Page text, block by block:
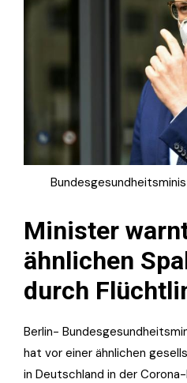
Minister
ähnlichen
durch
Berlin-
hat vor einer ähnlichen
in Deutschland in der